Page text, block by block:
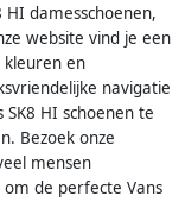
HI damesschoenen,
website vind je een
kleuren en
navigatie
HI schoenen te
Bezoek onze
mensen
de perfecte Vans